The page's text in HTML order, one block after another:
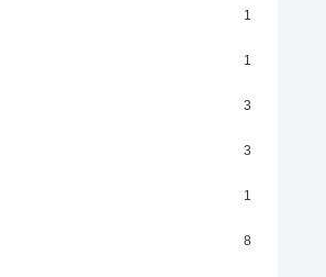
1
1
3
3
1
8